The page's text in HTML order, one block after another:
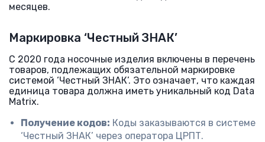
месяцев.
Маркировка ‘Честный ЗНАК’
С 2020 года носочные изделия включены в перечень
товаров, подлежащих обязательной маркировке
системой ‘Честный ЗНАК’. Это означает, что каждая
единица товара должна иметь уникальный код Data
Matrix.
Получение кодов: Коды заказываются в системе
‘Честный ЗНАК’ через оператора ЦРПТ.